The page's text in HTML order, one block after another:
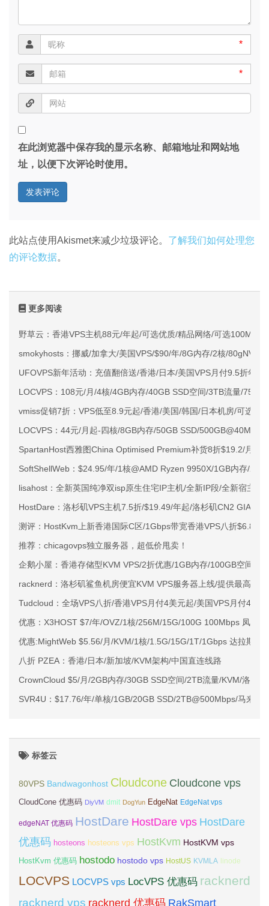
*
*
在此浏览器中保存我的显示名称、邮箱地址和网站地
址，以便下次评论时使用。
此站点使用Akismet来减少垃圾评论。 了解我们如何处理您
的评论数据。
更多阅读
野草云：香港VPS主机88元/年起/可选优质/精品网络/可选100M不
smokyhosts：挪威/加拿大/美国VPS/$90/年/8G内存/2核/
UFOVPS新年活动：充值翻倍送/香港/日本/美国VPS月付9.5折年
LOCVPS：108元/月/4核/4GB内存/40GB SSD空间/3TB流量/
vmiss促销7折：VPS低至8.9元起/香港/美国/韩国/日本机房/可选
LOCVPS：44元/月起-四核/8GB内存/50GB SSD/
SpartanHost西雅图China Optimised Premium补货8折$19.2/月起
SoftShellWeb：$24.95/年/1核@AMD Ryzen 9950X/1GB内存/
lisahost：全新英国纯净双isp原生住宅IP主机/全新IP段/全新宿主机
HostDare：洛杉矶VPS主机7.5折/$19.49/年起/洛杉矶CN2 GIA/日
测评：HostKvm上新香港国际C区/1Gbps带宽香港VPS八折$6.8/月
推荐：chicagovps独立服务器，超低价甩卖！
企鹅小屋：香港存储型KVM VPS/2折优惠/1GB内存/100GB空间/
racknerd：洛杉矶鲨鱼机房便宜KVM VPS服务器上线/提供最高
Tudcloud：全场VPS八折/香港VPS月付4美元起/美国VPS月付4.8美
优惠：X3HOST $7/年/OVZ/1核/256M/15G/100G 100Mbps 凤凰城
优惠:MightWeb $5.56/月/KVM/1核/1.5G/15G/1T/1Gbps 达拉斯
八折 PZEA：香港/日本/新加坡/KVM架构/中国直连线路
CrownCloud $5/月/2GB内存/30GB SSD空间/2TB流量/KVM/洛杉矶
SVR4U：$17.76/年/单核/1GB/20GB SSD/2TB@500Mbps/马来西
标签云
80VPS Bandwagonhost Cloudcone Cloudcone vps
CloudCone 优惠码 DiyVM dmit DogYun EdgeNat EdgeNat vps
edgeNAT 优惠码 HostDare HostDare vps HostDare
优惠码 hosteons hosteons vps HostKvm HostKVM vps
HostKvm 优惠码 hostodo hostodo vps HostUS KVMLA linode
LOCVPS LOCVPS vps LocVPS 优惠码 racknerd
racknerd vps racknerd 优惠码 RakSmart